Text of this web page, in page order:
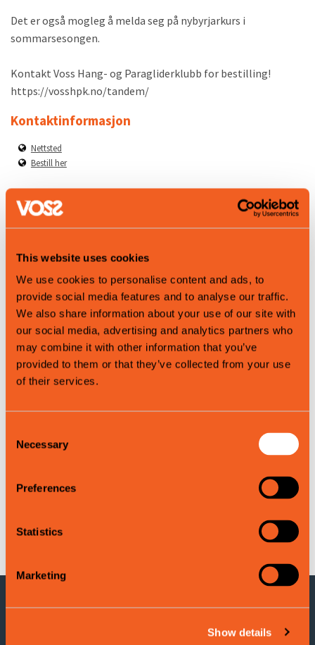
This website uses cookies
We use cookies to personalise content and ads, to
provide social media features and to analyse our traffic.
We also share information about your use of our site with
our social media, advertising and analytics partners who
may combine it with other information that you’ve
provided to them or that they’ve collected from your use
of their services.
Selection
Necessary
Preferences
Statistics
Marketing
Show details
Det er også mogleg å melda seg på nybyrjarkurs i
sommarsesongen.
Kontakt Voss Hang- og Paragliderklubb for bestilling!
https://vosshpk.no/tandem/
Kontaktinformasjon
Nettsted
Bestill her
Produktegenskaper
Vår
Høst
Map
contributors